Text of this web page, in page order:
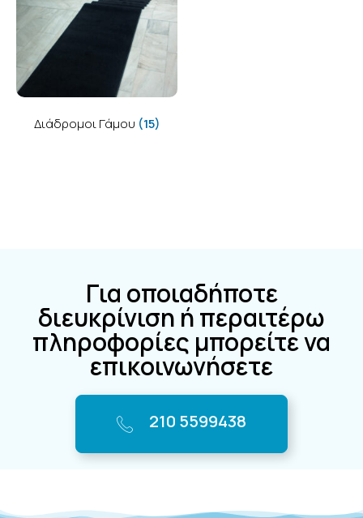
Διάδρομοι Γάμου (15)
Για οποιαδήποτε
διευκρίνιση ή περαιτέρω
πληροφορίες μπορείτε να
επικοινωνήσετε
210 5599438